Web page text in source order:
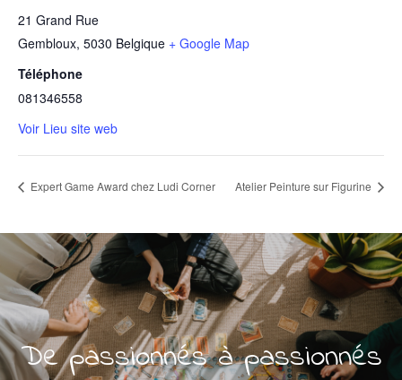
21 Grand Rue
Gembloux, 5030 Belgique + Google Map
Téléphone
081346558
Voir Lieu site web
Expert Game Award chez Ludi Corner Atelier Peinture sur Figurine
De passionnés à passionnés